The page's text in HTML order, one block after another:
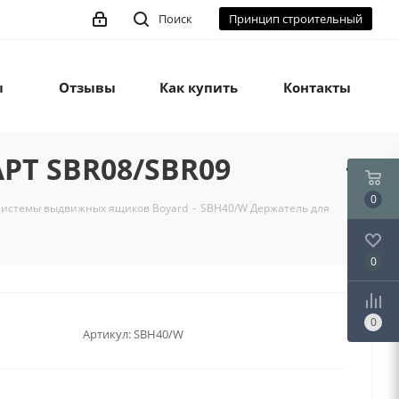
Принцип строительный
Поиск
Отзывы Как купить Контакты
SBR08/SBR09
выдвижных ящиков Boyard - SBH40/W Держатель для
Артикул: SBH40/W
0
0
0